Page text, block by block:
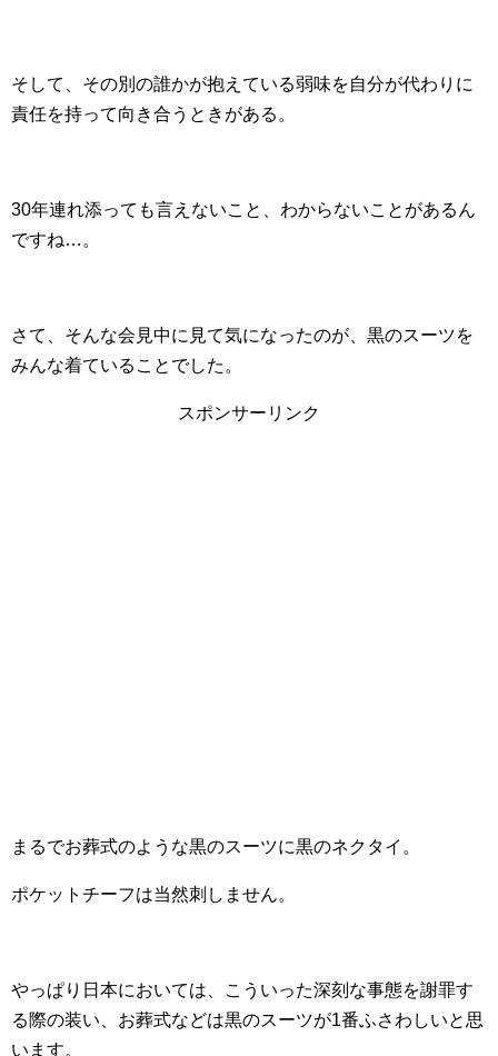
そして、その別の誰かが抱えている弱味を自分が代わりに
責任を持って向き合うときがある。
30年連れ添っても言えないこと、わからないことがあるん
ですね…。
さて、そんな会見中に見て気になったのが、黒のスーツを
みんな着ていることでした。
スポンサーリンク
まるでお葬式のような黒のスーツに黒のネクタイ。
ポケットチーフは当然刺しません。
やっぱり日本においては、こういった深刻な事態を謝罪す
る際の装い、お葬式などは黒のスーツが1番ふさわしいと思
います。